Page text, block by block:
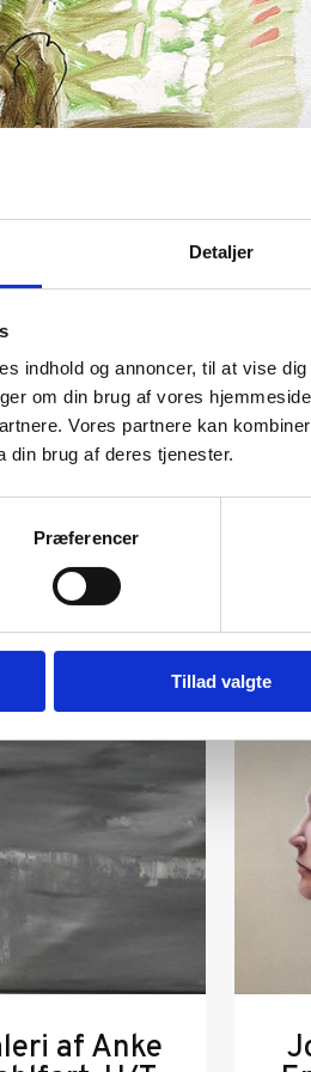
Detaljer
indhold og annoncer, til at vise
om din brug af vores
Vores partnere kan
din brug af deres tjenester.
Præferencer
Tillad valgte
af Anke